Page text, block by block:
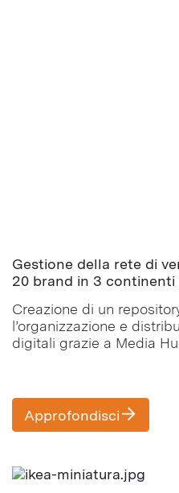
Gestione della rete di
20 brand in 3 continenti
Creazione di un
l’organizzazione e
digitali grazie a Media
Approfondisci